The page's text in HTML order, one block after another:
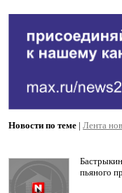
Новости по теме | Лента
пьяного